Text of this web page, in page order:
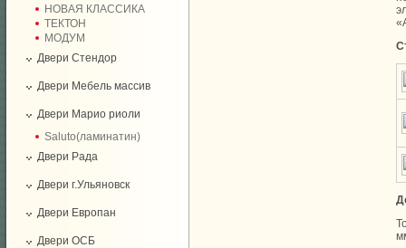
НОВАЯ КЛАССИКА
ТЕКТОН
МОДУМ
Двери Стендор
Двери Мебель массив
Двери Марио риоли
Saluto(ламинатин)
Двери Рада
Двери г.Ульяновск
Двери Европан
Двери ОСБ